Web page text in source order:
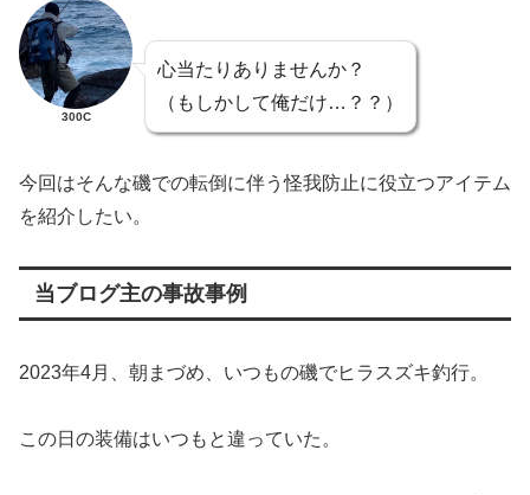
300C
心当たりありませんか？
（もしかして俺だけ…？？）
今回はそんな磯での転倒に伴う怪我防止に役立つアイテム
を紹介したい。
当ブログ主の事故事例
2023年4月、朝まづめ、いつもの磯でヒラスズキ釣行。
この日の装備はいつもと違っていた。